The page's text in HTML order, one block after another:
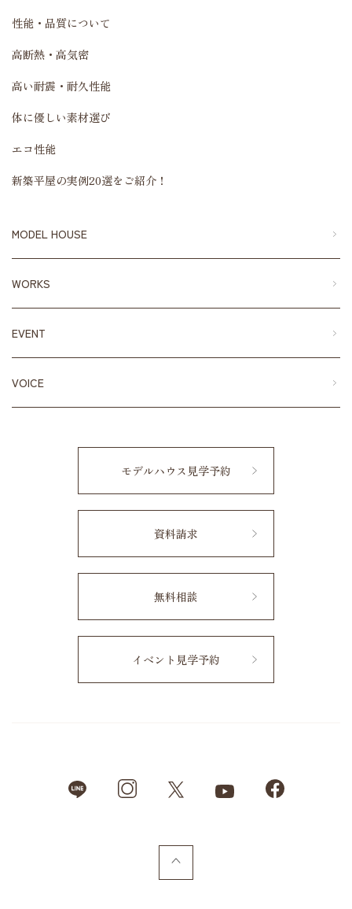
性能・品質について
高断熱・高気密
高い耐震・耐久性能
体に優しい素材選び
エコ性能
新築平屋の実例20選をご紹介！
MODEL HOUSE
WORKS
EVENT
VOICE
モデルハウス見学予約
資料請求
無料相談
イベント見学予約